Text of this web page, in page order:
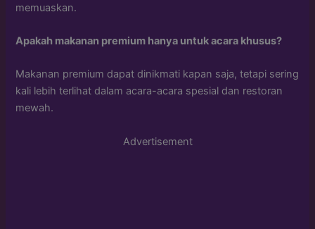
memuaskan.
Apakah makanan premium hanya untuk acara khusus?
Makanan premium dapat dinikmati kapan saja, tetapi sering
kali lebih terlihat dalam acara-acara spesial dan restoran
mewah.
Advertisement